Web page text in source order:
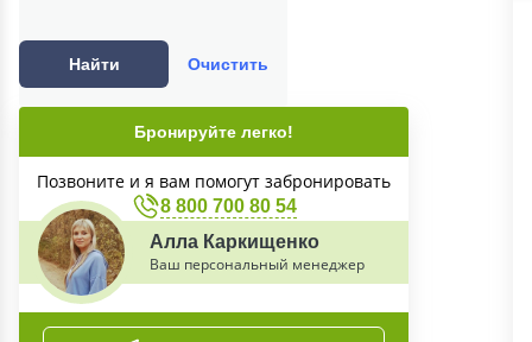
Найти Очистить
Бронируйте легко!
Позвоните и я вам помогут забронировать
8 800 700 80 54
Алла Каркищенко
Ваш персональный менеджер